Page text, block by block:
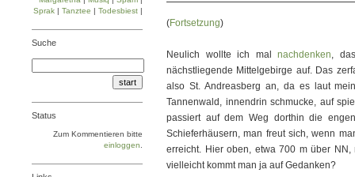
(Fortsetzung)
Neulich wollte ich malnachdenken,
nächstliegende Mittelgebirge auf. Das
also St. Andreasberg an, da es laut
Tannenwald, innendrin schmucke, auf
passiert auf dem Weg dorthin die
Schieferhäusern, man freut sich, wenn
erreicht. Hier oben, etwa 700 m über
vielleicht kommt man ja auf Gedanken?
Sprak | Tanztee | Todesbiest |
Suche
Status
Zum Kommentieren bitte
einloggen